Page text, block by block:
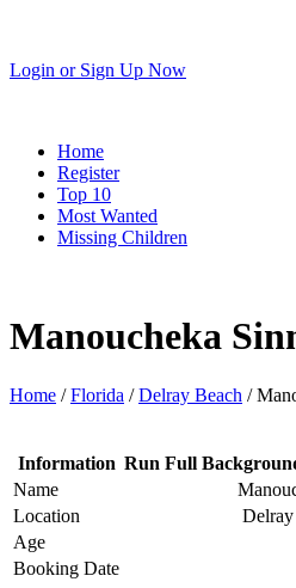
Login or Sign Up Now
Home
Register
Top 10
Most Wanted
Missing Children
Manoucheka
Home /Florida /Delray Beach /
Information Run Full
Name
Location
Age
Booking Date